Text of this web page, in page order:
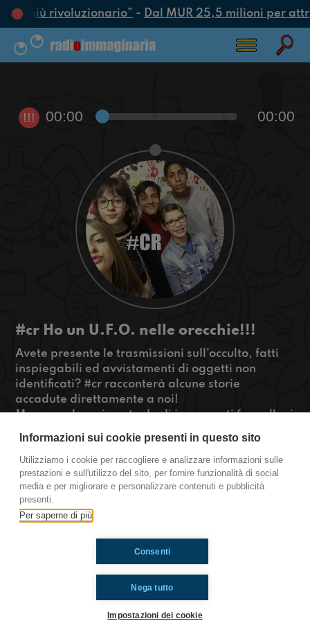
più rivoluzionario”-Dal MUR 25,5 milioni per
!!! 00:00 00:00
#cr Ho un U.F.O. nelle orecchie!!!
Avete presente le trasmissioni sull'occulto, fatti
inspiegabili ed avvistamenti di oggetti non
identificati? #cr racconterà alcune storie
accadute direttamente a noi!
Maaa anche voi avete degli insegnanti fannulloni
rovinarvi la settimana? Questo ed altro nella
rubrica #LunaDay
#OkkinSu www.radioimmaginaria.it
Cremona
Ti è piaciuto? Condividilo!
Informazioni sui cookie presenti in questo sito
Utilizziamo i cookie per raccogliere e analizzare informazioni sulle
prestazioni e sull'utilizzo del sito, per fornire funzionalità di social
media e per migliorare e personalizzare contenuti e pubblicità
presenti.
Per saperne di più
Nega tutto
Consenti
Impostazioni dei cookie